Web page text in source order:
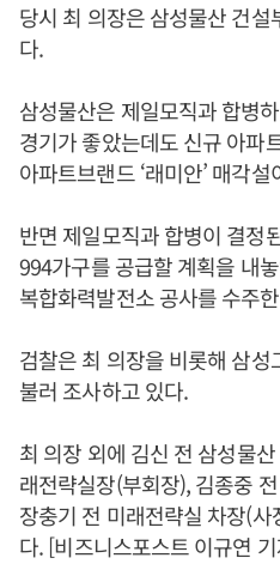
당시 최 의장은 삼성물산 건
다.
삼성물산은 제일모직과 합병
경기가 좋았는데도 신규 아파
아파트브랜드 ‘래미안’ 매각
반면 제일모직과 합병이 결정
994가구를 공급할 계획을 내
복합화력발전소 공사를 수주
검찰은 최 의장을 비롯해 삼
불러 조사하고 있다.
최 의장 외에 김신 전 삼성물
래전략실장(부회장), 김종중
장충기 전 미래전략실 차장(
다. [비즈니스포스트 이규연